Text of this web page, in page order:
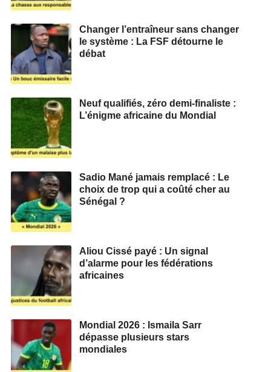
Changer l’entraîneur sans changer
le système : La FSF détourne le
débat
Neuf qualifiés, zéro demi‑finaliste :
L’énigme africaine du Mondial
Sadio Mané jamais remplacé : Le
choix de trop qui a coûté cher au
Sénégal ?
Aliou Cissé payé : Un signal
d’alarme pour les fédérations
africaines
Mondial 2026 : Ismaila Sarr
dépasse plusieurs stars
mondiales